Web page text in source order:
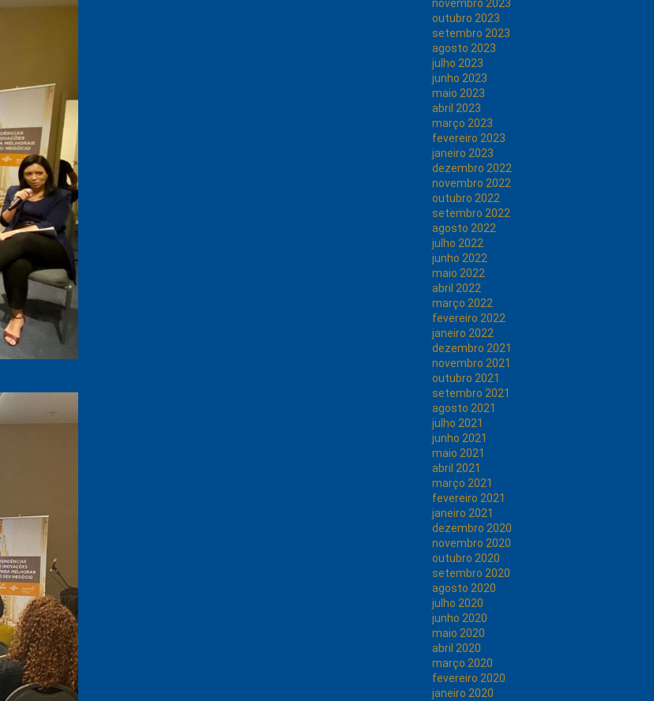
novembro 2023
outubro 2023
setembro 2023
agosto 2023
julho 2023
junho 2023
maio 2023
abril 2023
março 2023
fevereiro 2023
janeiro 2023
dezembro 2022
novembro 2022
outubro 2022
setembro 2022
agosto 2022
julho 2022
junho 2022
maio 2022
abril 2022
março 2022
fevereiro 2022
janeiro 2022
dezembro 2021
novembro 2021
outubro 2021
setembro 2021
agosto 2021
julho 2021
junho 2021
maio 2021
abril 2021
março 2021
fevereiro 2021
janeiro 2021
dezembro 2020
novembro 2020
outubro 2020
setembro 2020
agosto 2020
julho 2020
junho 2020
maio 2020
abril 2020
março 2020
fevereiro 2020
janeiro 2020